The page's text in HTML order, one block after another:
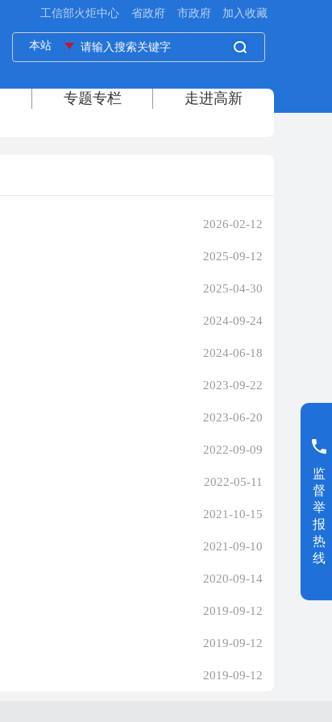
2026-02-12
2025-09-12
2025-04-30
2024-09-24
2024-06-18
2023-09-22
2023-06-20
2022-09-09
2022-05-11
2021-10-15
2021-09-10
2020-09-14
2019-09-12
2019-09-12
2019-09-12
监
督
举
报
热
线